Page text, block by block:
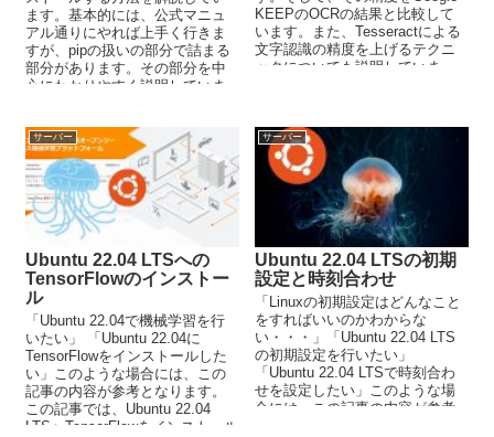
ます。基本的には、公式マニュ
アル通りにやれば上手く行きま
すが、pipの扱いの部分で詰まる
部分があります。その部分を中
心にわかりやすく説明していま
ています。
KEEPのOCRの結果と比較して
います。また、Tesseractによる
文字認識の精度を上げるテクニ
ックについても説明していま
サーバー
Ubuntu 22.04 LTSへの
TensorFlowのインストー
ル
「Ubuntu 22.04で機械学習を行
いたい」 「Ubuntu 22.04に
TensorFlowをインストールした
い」このような場合には、この
記事の内容が参考となります。
この記事では、Ubuntu 22.04
LTSへTensorFlowをインストール
サーバー
Ubuntu 22.04 LTSの初期
設定と時刻合わせ
「Linuxの初期設定はどんなこと
をすればいいのかわからな
い・・・」「Ubuntu 22.04 LTS
の初期設定を行いたい」
「Ubuntu 22.04 LTSで時刻合わ
せを設定したい」このような場
合には、この記事の内容が参考